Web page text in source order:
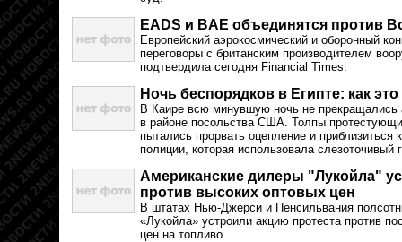
EADS и BAE объединятся против
Европейский аэрокосмический и оборонный
переговоры с британским производителем
подтвердила сегодня Financial Times.
Ночь беспорядков в Египте: как
В Каире всю минувшую ночь не прекращались
в районе посольства США. Толпы
пытались прорвать оцепление и приблизиться
полиции, которая использовала слезоточивый
Американские дилеры "Лукойла"
против высоких оптовых цен
В штатах Нью-Джерси и Пенсильвания
«Лукойла» устроили акцию протеста против
цен на топливо.